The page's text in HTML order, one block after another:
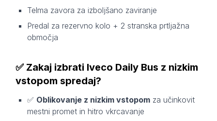
Telma zavora za izboljšano zaviranje
Predal za rezervno kolo + 2 stranska prtljažna
območja
✅ Zakaj izbrati Iveco Daily Bus z nizkim
vstopom spredaj?
✅ Oblikovanje z nizkim vstopom za učinkovit
mestni promet in hitro vkrcavanje